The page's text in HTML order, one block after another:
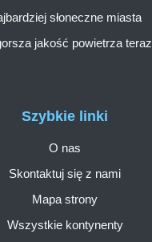
Szybkie linki
O nas
Skontaktuj się z nami
Mapa strony
Wszystkie kontynenty
słoneczne miasta
jakość powietrza teraz